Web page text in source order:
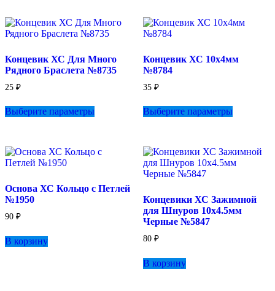
можно
выбрать
странице
товара.
Концевик ХС Для Много
Рядного Браслета №8735
25 ₽
Выберите параметры
Опции
на
Концевик ХС 10х4мм
№8784
35 ₽
Выберите параметрытовар
Опции
можно
странице
товара.
Основа ХС Кольцо с Петлей
№1950
90 ₽
В корзину
Концевики ХС Зажимной
для Шнуров 10х4.5мм
Черные №5847
80 ₽
В корзину